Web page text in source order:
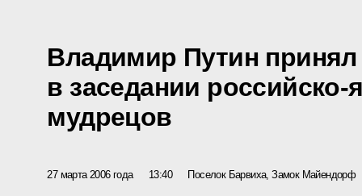
Владимир Путин принял
в заседании российско-
мудрецов
27 марта 2006 года 13:40 Поселок Барвиха, Замок Майендорф